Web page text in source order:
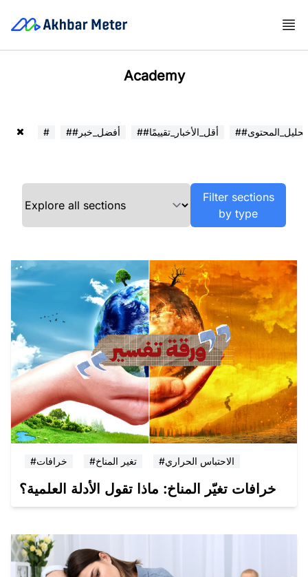
Academy
# ##أفضل_خبر ##أقل_الأخبار_تقييمًا ##تحليل_المحتوى
Filter sections
by type
#خرافات #تغير المناخ #الاحتباس الحراري
خرافات تغيّر المناخ: ماذا تقول الأدلة العلمية؟